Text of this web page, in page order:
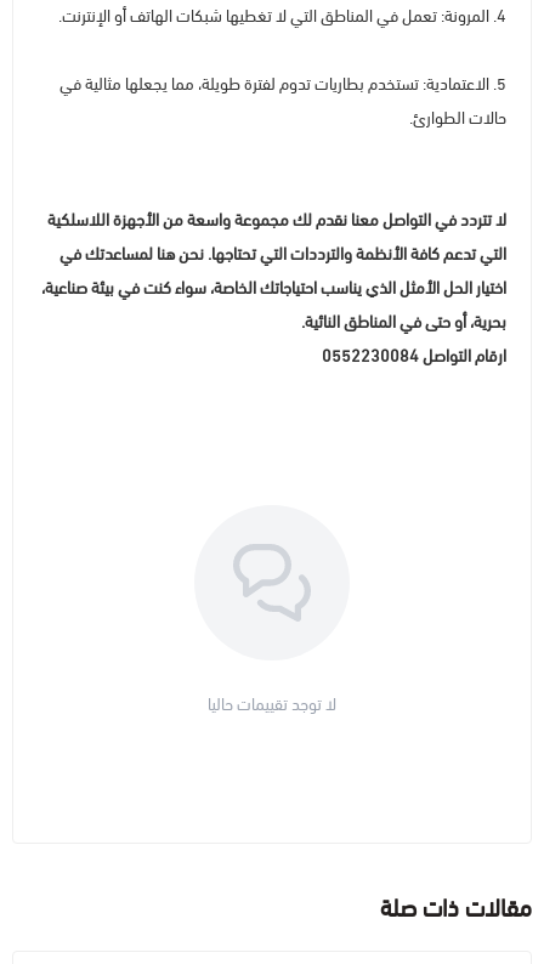
4. المرونة: تعمل في المناطق التي لا تغطيها شبكات الهاتف أو الإنترنت.
5. الاعتمادية: تستخدم بطاريات تدوم لفترة طويلة، مما يجعلها مثالية في
حالات الطوارئ.
لا تتردد في التواصل معنا نقدم لك مجموعة واسعة من الأجهزة اللاسلكية
التي تدعم كافة الأنظمة والترددات التي تحتاجها. نحن هنا لمساعدتك في
اختيار الحل الأمثل الذي يناسب احتياجاتك الخاصة، سواء كنت في بيئة صناعية،
بحرية، أو حتى في المناطق النائية.
ارقام التواصل 0552230084
لا توجد تقييمات حاليا
مقالات ذات صلة